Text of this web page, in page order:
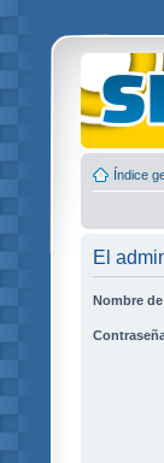
Índice
El
Nombre